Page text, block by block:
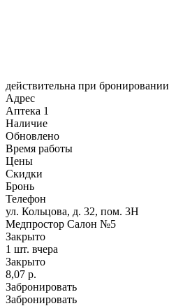
действительна при бронировании
Адрес
Аптека 1
Наличие
Обновлено
Время работы
Цены
Скидки
Бронь
Телефон
ул. Кольцова, д. 32, пом. 3Н
Медпростор Салон №5
Закрыто
1 шт. вчера
Закрыто
8,07 р.
Забронировать
Забронировать